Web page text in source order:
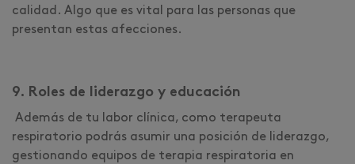
calidad. Algo que es vital para las personas que
presentan estas afecciones.
9. Roles de liderazgo y educación
Además de tu labor clínica, como terapeuta
respiratorio podrás asumir una posición de liderazgo,
gestionando equipos de terapia respiratoria en